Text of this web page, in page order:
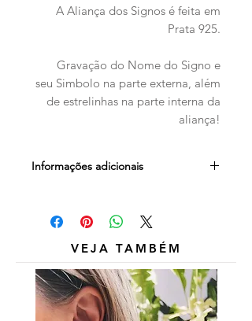
A Aliança dos Signos é feita em
Prata 925.
Gravação do Nome do Signo e
seu Simbolo na parte externa, além
de estrelinhas na parte interna da
aliança!
Informações adicionais
meramente ilustrativos e não estão
inclusos.
VEJA TAMBÉM